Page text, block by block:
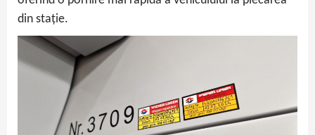
din stație.